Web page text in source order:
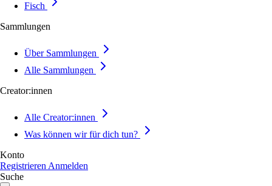
Fisch
Sammlungen
Über Sammlungen
Alle Sammlungen
Creator:innen
Alle Creator:innen
Was können wir für dich tun?
Konto
Registrieren Anmelden
Suche